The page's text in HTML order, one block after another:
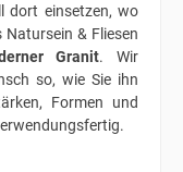
dort einsetzen, wo
& Fliesen
Granit. Wir
so, wie Sie ihn
Formen und